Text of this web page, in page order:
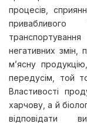
процесів,
негативних змін,
м’ясну
передусім, той
Властивості
харчову, а й
відповідати